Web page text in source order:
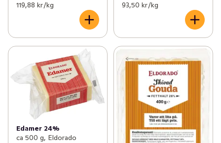
119,88 kr /kg 93,50 kr /kg
Edamer 24%
ca 500 g, Eldorado